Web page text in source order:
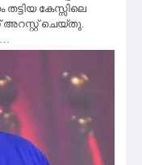
കേസ്സിലെ
അറസ്റ്റ് ചെയ്തു.